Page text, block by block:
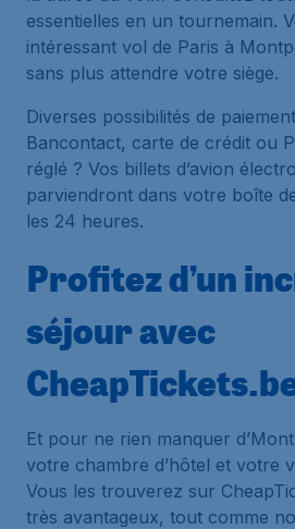
essentielles en un tournemain.
intéressant vol de Paris à
sans plus attendre votre siège.
Diverses possibilités de
Bancontact, carte de crédit ou
réglé ? Vos billets d’avion
parviendront dans votre boîte
les 24 heures.
Profitez d’un
séjour avec
Et pour ne rien manquer
votre chambre d’hôtel et votre
Vous les trouverez sur
très avantageux, tout comme